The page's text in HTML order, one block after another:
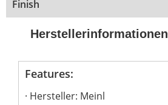
Finish
Herstellerinformationen
Features:
Hersteller: Meinl